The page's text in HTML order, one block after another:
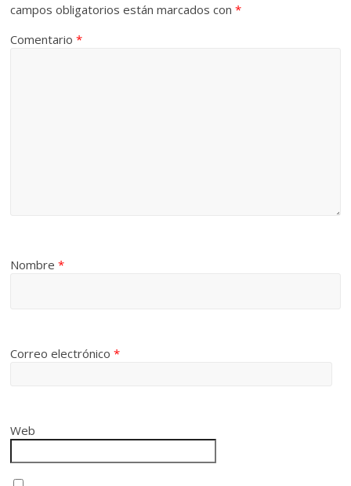
campos obligatorios están marcados con*
Comentario*
Nombre*
Correo electrónico*
Web